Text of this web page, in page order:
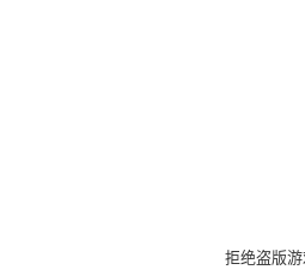
拒绝盗版